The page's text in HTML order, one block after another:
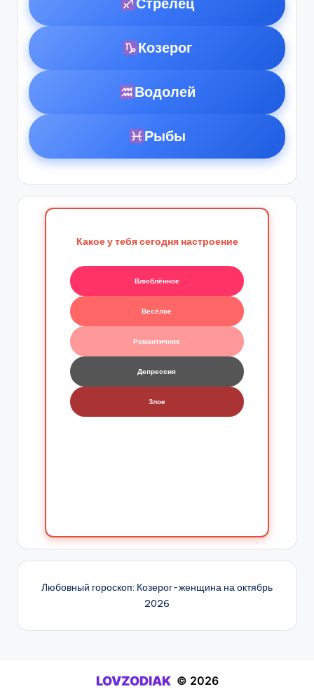
Стрелец
Козерог
Водолей
Рыбы
Какое у тебя сегодня настроение
Влюблённое
Весёлое
Романтичное
Депрессия
Злое
Любовный гороскоп: Козерог-женщина на октябрь
2026
LOVZODIAK © 2026